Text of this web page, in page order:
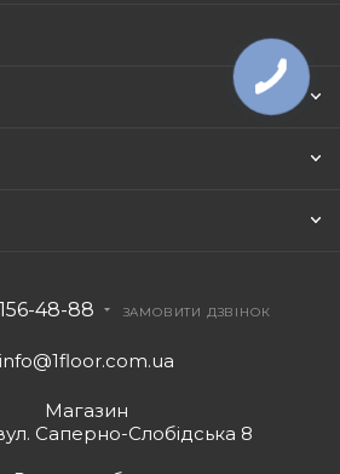
48-88 ЗАМОВИТИ ДЗВІНОК
info@1floor.com.ua
Магазин
Саперно-Слобідська 8